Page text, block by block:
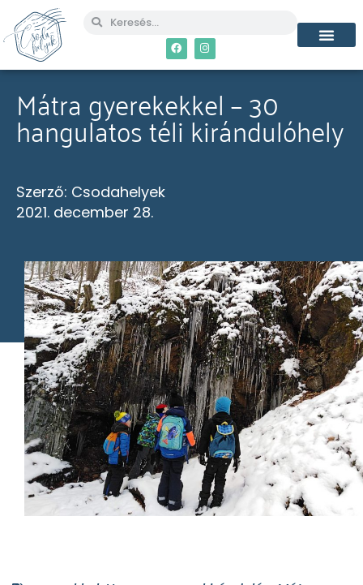
Mátra gyerekekkel – 30
hangulatos téli kirándulóhely
Szerző: Csodahelyek
2021. december 28.